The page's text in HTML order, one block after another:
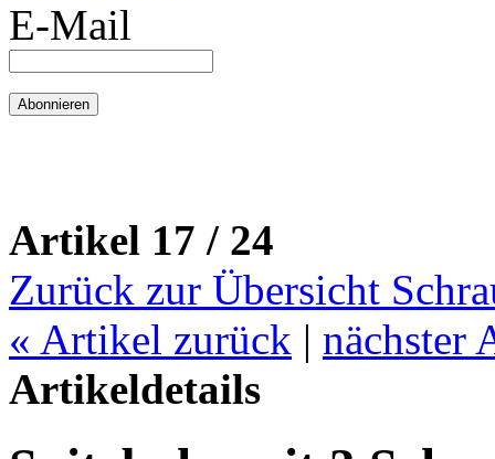
E-Mail
Artikel 17 / 24
Zurück zur Übersicht
« Artikel zurück | nächster
Artikeldetails